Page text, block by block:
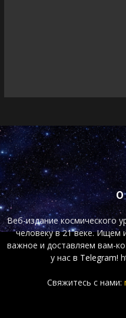
О
Веб-издание космического
человеку в 21 веке. Ищем
важное и доставляем вам-
у нас в Telegram!
Свяжитесь с нами: